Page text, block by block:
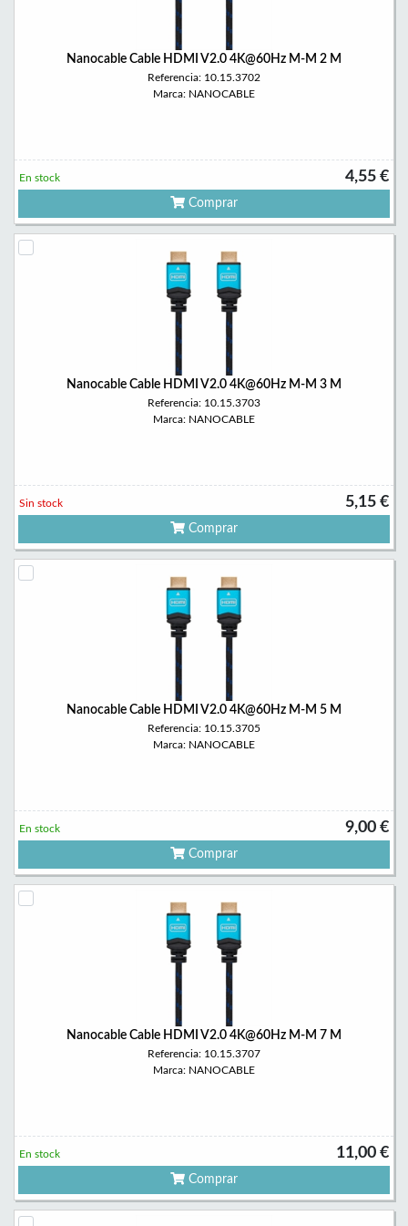
Nanocable Cable HDMI V2.0 4K@60Hz M-M 2 M
Referencia: 10.15.3702
Marca: NANOCABLE
4,55 €
En stock
Comprar
Nanocable Cable HDMI V2.0 4K@60Hz M-M 3 M
Referencia: 10.15.3703
Marca: NANOCABLE
5,15 €
Sin stock
Comprar
Nanocable Cable HDMI V2.0 4K@60Hz M-M 5 M
Referencia: 10.15.3705
Marca: NANOCABLE
9,00 €
En stock
Comprar
Nanocable Cable HDMI V2.0 4K@60Hz M-M 7 M
Referencia: 10.15.3707
Marca: NANOCABLE
11,00 €
En stock
Comprar